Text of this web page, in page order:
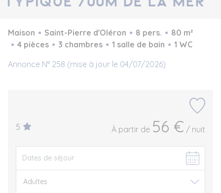
Maison Saint-Pierre d'Oléron 8 pers.
80 m²
4 pièces
3 chambres 1 salle de bain
1 WC
Annonce N° 258 (mise à jour le 04/07/2026)
5 À partir de 56 € / nuit